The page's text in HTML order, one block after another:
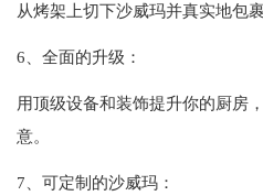
从烤架上切下沙威玛并真实地包裹
6、全面的升级：
用顶级设备和装饰提升你的厨房
意。
7、可定制的沙威玛：